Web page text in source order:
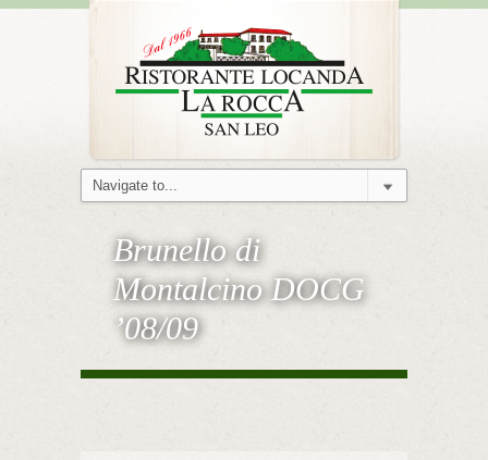
Brunello di
Montalcino DOCG
’08/09